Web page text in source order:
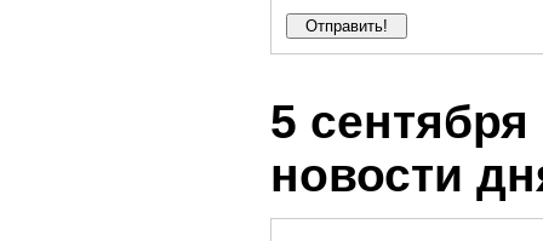
5 сентября
новости